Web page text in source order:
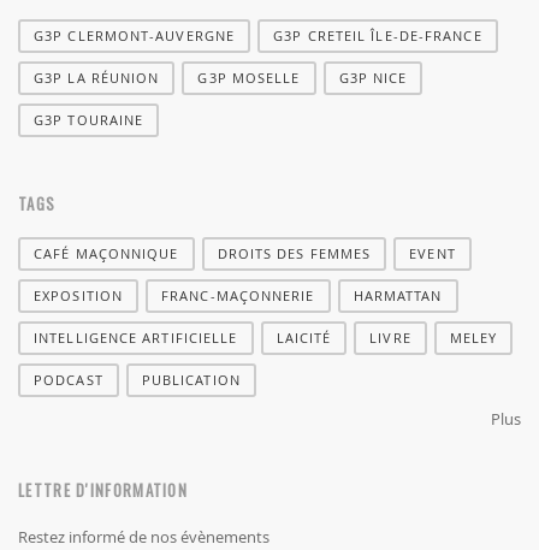
G3P CLERMONT-AUVERGNE G3P CRETEIL ÎLE-DE-FRANCE
G3P LA RÉUNION G3P MOSELLE G3P NICE
G3P TOURAINE
TAGS
CAFÉ MAÇONNIQUE DROITS DES FEMMES EVENT
EXPOSITION FRANC-MAÇONNERIE HARMATTAN
INTELLIGENCE ARTIFICIELLE LAICITÉ LIVRE MELEY
PODCAST PUBLICATION
Plus
LETTRE D'INFORMATION
Restez informé de nos évènements